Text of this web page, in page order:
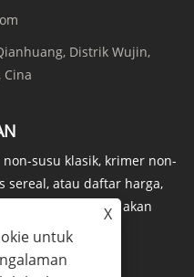
Distrik Wujin,
Cina
susu klasik, krimer non-
sereal, atau daftar harga,
kami dan kami akan
jam.
X
untuk